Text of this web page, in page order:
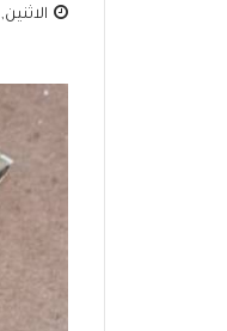
الاثنين, 11 مايو 2026 - 08:39 م